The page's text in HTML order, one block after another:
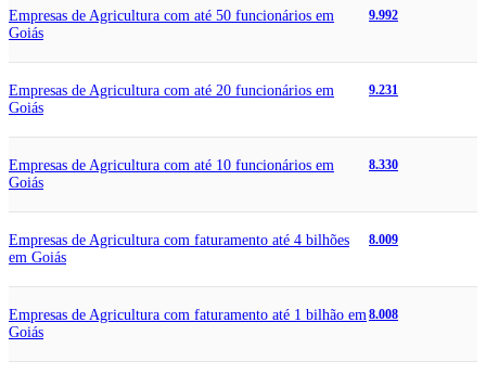
Empresas de Agricultura com até 50 funcionários em
Goiás
9.992
Empresas de Agricultura com até 20 funcionários em
Goiás
9.231
Empresas de Agricultura com até 10 funcionários em
Goiás
8.330
Empresas de Agricultura com faturamento até 4 bilhões
em Goiás
8.009
Empresas de Agricultura com faturamento até 1 bilhão em
Goiás
8.008